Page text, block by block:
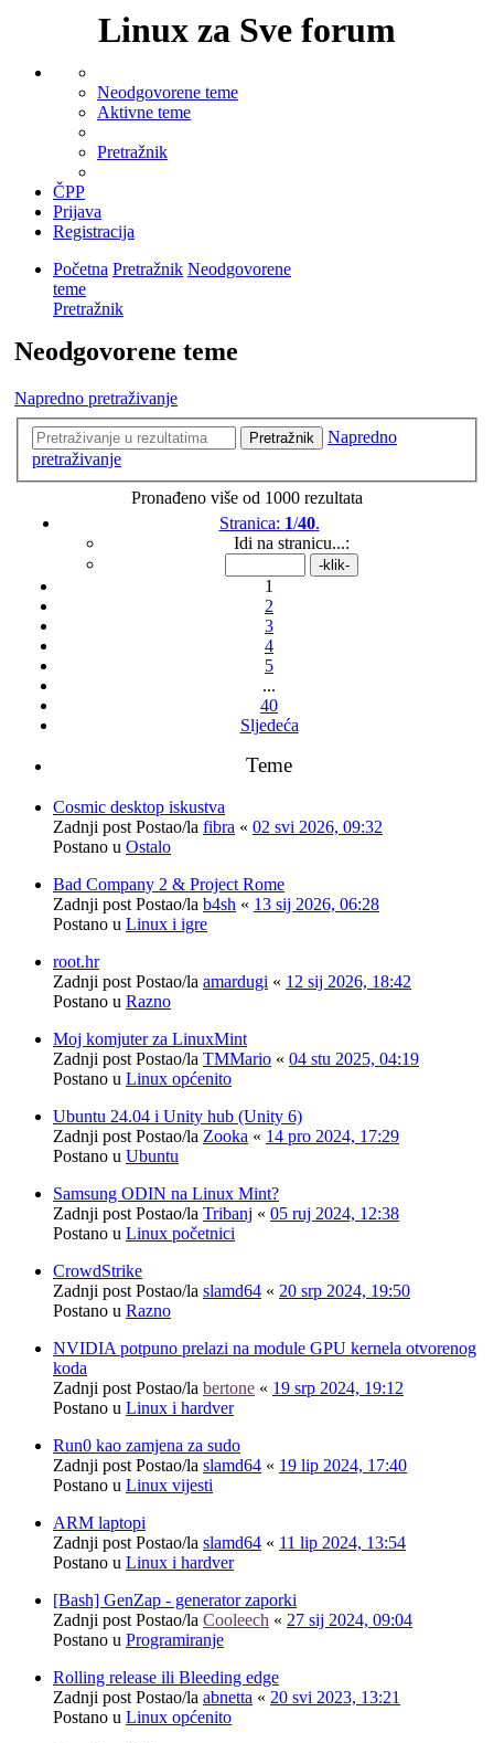
Linux za Sve forum
Neodgovorene teme
Aktivne teme
Pretražnik
ČPP
Prijava
Registracija
Početna Pretražnik Neodgovorene
teme
Pretražnik
Neodgovorene teme
Napredno pretraživanje
Pretražnik
Napredno
pretraživanje
Pronađeno više od 1000 rezultata
Stranica: 1/40.
Idi na stranicu...:
1
2
3
4
5
...
40
Sljedeća
Teme
Cosmic desktop iskustva
Zadnji post Postao/la fibra « 02 svi 2026, 09:32
Postano u Ostalo
Bad Company 2 & Project Rome
Zadnji post Postao/la b4sh « 13 sij 2026, 06:28
Postano u Linux i igre
root.hr
Zadnji post Postao/la amardugi « 12 sij 2026, 18:42
Postano u Razno
Moj komjuter za LinuxMint
Zadnji post Postao/la TMMario « 04 stu 2025, 04:19
Postano u Linux općenito
Ubuntu 24.04 i Unity hub (Unity 6)
Zadnji post Postao/la Zooka « 14 pro 2024, 17:29
Postano u Ubuntu
Samsung ODIN na Linux Mint?
Zadnji post Postao/la Tribanj « 05 ruj 2024, 12:38
Postano u Linux početnici
CrowdStrike
Zadnji post Postao/la slamd64 « 20 srp 2024, 19:50
Postano u Razno
NVIDIA potpuno prelazi na module GPU kernela otvorenog
koda
Zadnji post Postao/la bertone « 19 srp 2024, 19:12
Postano u Linux i hardver
Run0 kao zamjena za sudo
Zadnji post Postao/la slamd64 « 19 lip 2024, 17:40
Postano u Linux vijesti
ARM laptopi
Zadnji post Postao/la slamd64 « 11 lip 2024, 13:54
Postano u Linux i hardver
[Bash] GenZap - generator zaporki
Zadnji post Postao/la Cooleech « 27 sij 2024, 09:04
Postano u Programiranje
Rolling release ili Bleeding edge
Zadnji post Postao/la abnetta « 20 svi 2023, 13:21
Postano u Linux općenito